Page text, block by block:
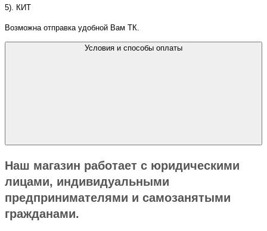
5). КИТ
Возможна отправка удобной Вам ТК.
Условия и способы оплаты
Наш магазин работает с юридическими
лицами, индивидуальными
предпринимателями и самозанятыми
гражданами.